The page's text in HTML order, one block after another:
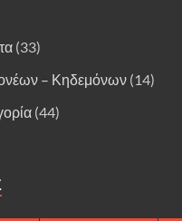
(33)
– Κηδεμόνων (14)
(44)